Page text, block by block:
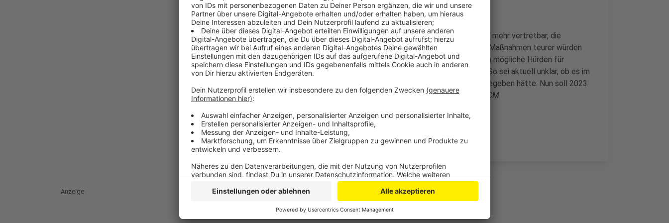
Die wirtschaftlichen Risiken wegen Corona seien inzwischen nicht mehr vertretbar, die
Pandemie habe unter anderem dazu geführt, dass alle geplanten Maßnahmen teurer würden
als ursprünglich gedacht. Außerdem seien die Corona-Regeln auch mögliche Hürden für
Besucher, und damit auch für die Einnahmen aus Eintrittsgeldern. So sei aktuell unklar, ob es im
kommenden Jahr wieder Gruppenreisen zur Landesgartenschau gegeben hätte. Nun soll 2023
das Landesgartenschau-Jahr in Bad Neuenahr-Ahrweiler werden.
CM
Anzeige
Anzeige